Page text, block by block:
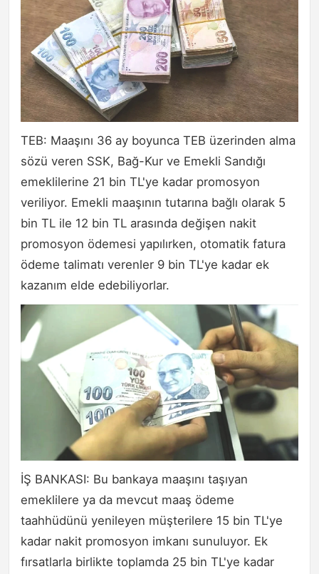
TEB: Maaşını 36 ay boyunca TEB üzerinden alma
sözü veren SSK, Bağ-Kur ve Emekli Sandığı
emeklilerine 21 bin TL'ye kadar promosyon
veriliyor. Emekli maaşının tutarına bağlı olarak 5
bin TL ile 12 bin TL arasında değişen nakit
promosyon ödemesi yapılırken, otomatik fatura
ödeme talimatı verenler 9 bin TL'ye kadar ek
kazanım elde edebiliyorlar.
İŞ BANKASI: Bu bankaya maaşını taşıyan
emeklilere ya da mevcut maaş ödeme
taahhüdünü yenileyen müşterilere 15 bin TL'ye
kadar nakit promosyon imkanı sunuluyor. Ek
fırsatlarla birlikte toplamda 25 bin TL'ye kadar